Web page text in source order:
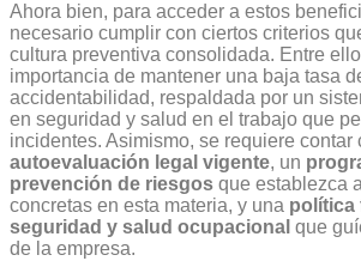
Ahora bien, para acceder a estos
necesario cumplir con ciertos criterios
cultura preventiva consolidada. Entre
importancia de mantener una baja tasa
accidentabilidad, respaldada por un
en seguridad y salud en el trabajo que
incidentes. Asimismo, se requiere contar
autoevaluación legal vigente, un
prevención de riesgos que establezca
concretas en esta materia, y una política
seguridad y salud ocupacional que
de la empresa.